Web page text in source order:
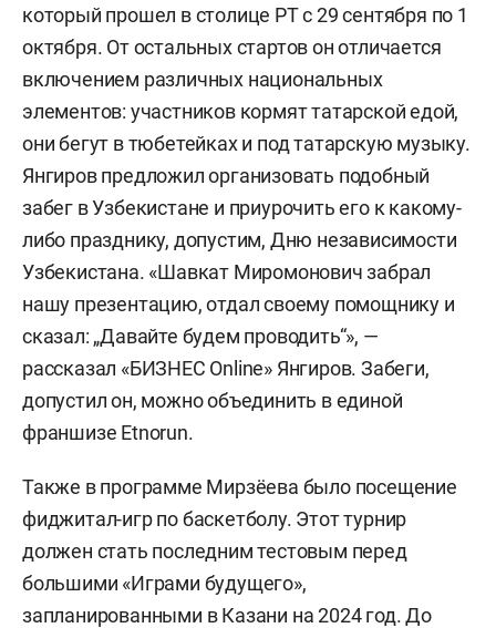
который прошел в столице РТ с 29 сентября по 1
октября. От остальных стартов он отличается
включением различных национальных
элементов: участников кормят татарской едой,
они бегут в тюбетейках и под татарскую музыку.
Янгиров предложил организовать подобный
забег в Узбекистане и приурочить его к какому-
либо празднику, допустим, Дню независимости
Узбекистана. «Шавкат Миромонович забрал
нашу презентацию, отдал своему помощнику и
сказал: „Давайте будем проводить“», —
рассказал «БИЗНЕС Online» Янгиров. Забеги,
допустил он, можно объединить в единой
франшизе Etnorun.
Также в программе Мирзёева было посещение
фиджитал-игр по баскетболу. Этот турнир
должен стать последним тестовым перед
большими «Играми будущего»,
запланированными в Казани на 2024 год. До